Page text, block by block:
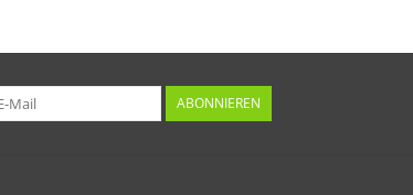
Gut lagerfähig.ABONNIEREN